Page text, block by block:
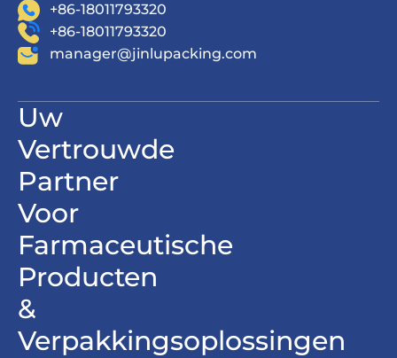
+86-18011793320
+86-18011793320
manager@jinlupacking.com
Uw
Vertrouwde
Partner
Voor
Farmaceutische
Producten
&
Verpakkingsoplossingen